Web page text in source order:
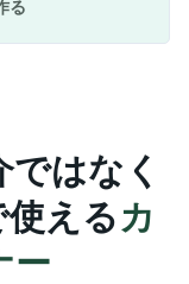
る
はなく
使える カ
ー